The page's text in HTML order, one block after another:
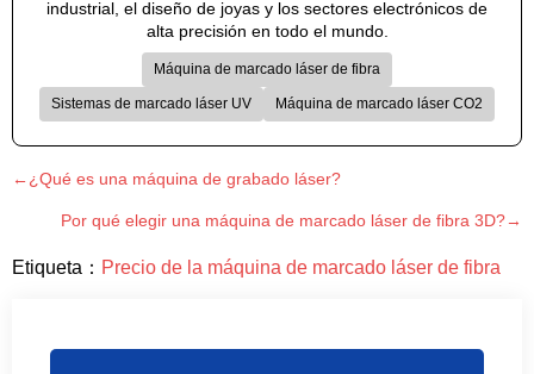
industrial, el diseño de joyas y los sectores electrónicos de
alta precisión en todo el mundo.
Máquina de marcado láser de fibra
Sistemas de marcado láser UV Máquina de marcado láser CO2
←¿Qué es una máquina de grabado láser?
Por qué elegir una máquina de marcado láser de fibra 3D?→
Etiqueta： Precio de la máquina de marcado láser de fibra